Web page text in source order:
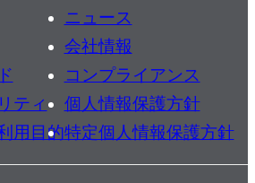
ニュース
会社情報
コンプライアンス
ティ
個人情報保護方針
用目的特定個人情報保護方針